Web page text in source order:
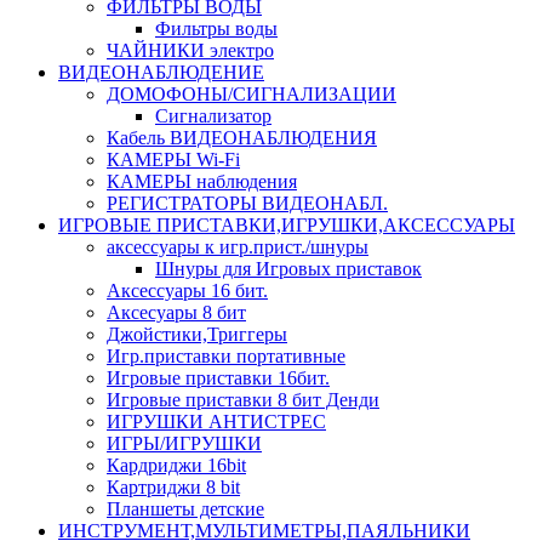
ФИЛЬТРЫ ВОДЫ
Фильтры воды
ЧАЙНИКИ электро
ВИДЕОНАБЛЮДЕНИЕ
ДОМОФОНЫ/СИГНАЛИЗАЦИИ
Сигнализатор
Кабель ВИДЕОНАБЛЮДЕНИЯ
КАМЕРЫ Wi-Fi
КАМЕРЫ наблюдения
РЕГИСТРАТОРЫ ВИДЕОНАБЛ.
ИГРОВЫЕ ПРИСТАВКИ,ИГРУШКИ,АКСЕССУАРЫ
аксесcуары к игр.прист./шнуры
Шнуры для Игровых приставок
Аксессуары 16 бит.
Аксесуары 8 бит
Джойстики,Триггеры
Игр.приставки портативные
Игровые приставки 16бит.
Игровые приставки 8 бит Денди
ИГРУШКИ АНТИСТРЕС
ИГРЫ/ИГРУШКИ
Кардриджи 16bit
Картриджи 8 bit
Планшеты детские
ИНСТРУМЕНТ,МУЛЬТИМЕТРЫ,ПАЯЛЬНИКИ